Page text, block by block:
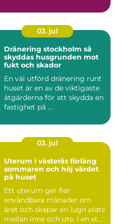
03. jul
Dränering stockholm så
skyddas husgrunden mot
fukt och skador
En väl utförd dränering runt
huset är en av de viktigaste
åtgärderna för att skydda en
fastighet på ...
03. jul
Uterum i västerås förläng
sommaren och höj värdet
på huset
Ett uterum ger fler
användbara månader om
året och skapar en lugn plats
mellan inne och ute. I en st...